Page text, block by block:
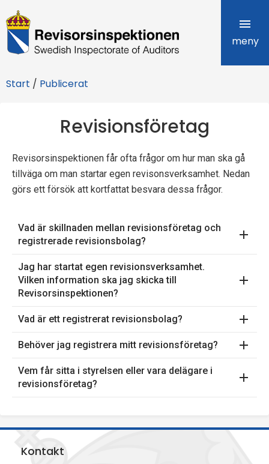
R
e
i
s
n
meny
Start / Publicerat
Revisionsföretag
Revisorsinspektionen får ofta frågor om hur man ska gå
tillväga om man startar egen revisonsverksamhet. Nedan
görs ett försök att kortfattat besvara dessa frågor.
Vad är skillnaden mellan revisionsföretag och
registrerade revisionsbolag?
Jag har startat egen revisionsverksamhet.
Vilken information ska jag skicka till
Revisorsinspektionen?
Vad är ett registrerat revisionsbolag?
Behöver jag registrera mitt revisionsföretag?
Vem får sitta i styrelsen eller vara delägare i
revisionsföretag?
Kontakt